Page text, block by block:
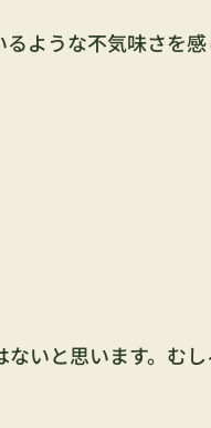
ような不気味さを
いと思います。む